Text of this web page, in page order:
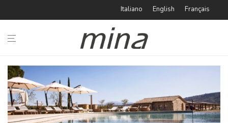
Italiano English Français
BAGNO
CUCINA
TIPOLOGIE